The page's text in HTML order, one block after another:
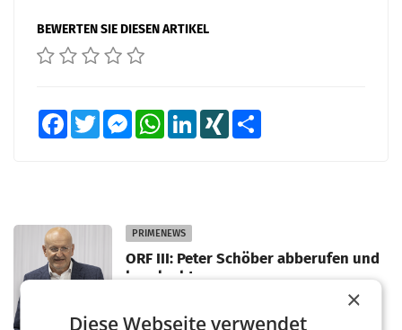
BEWERTEN SIE DIESEN ARTIKEL
FacebookTwitter MessengerWhatsAppLinkedInXING
PRIMENEWS
ORF III: Peter Schöber abberufen und
beurlaubt
Schöber ist wegen Compliance-Vorwürfen
abberufen und beurlaubt worden. Der ORF
×
Diese Webseite verwendet